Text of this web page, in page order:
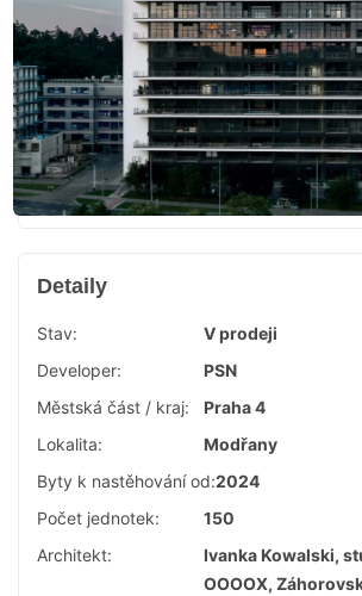
Detaily
Stav:
V prodeji
Developer:
PSN
Městská část / kraj:
Praha 4
Lokalita:
Modřany
Byty k nastěhování od:2024
Počet jednotek:
150
Architekt:
Ivanka Kowalski,
OOOOX,